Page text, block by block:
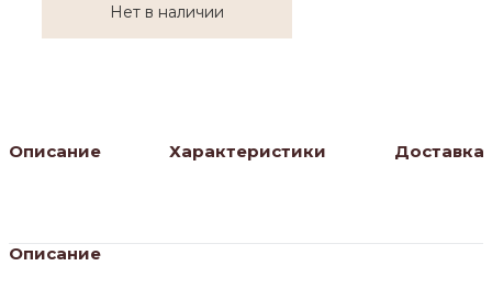
Нет в наличии
Описание Характеристики Доставка
Описание